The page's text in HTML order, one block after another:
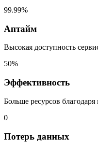
99.99%
Аптайм
Высокая доступность
50%
Эффективность
Больше ресурсов благодаря
0
Потерь данных